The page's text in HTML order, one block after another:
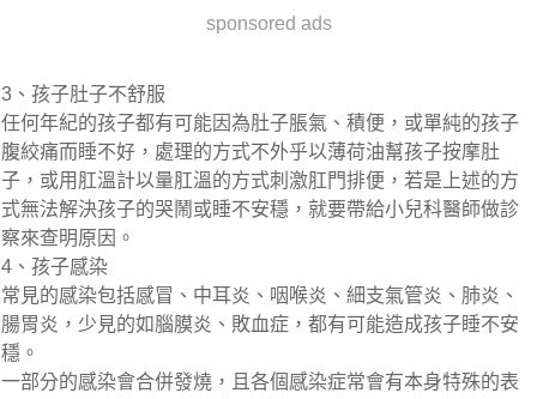
sponsored ads
3、孩子肚子不舒服
任何年紀的孩子都有可能因為肚子脹氣、積便，或單純的孩子
腹絞痛而睡不好，處理的方式不外乎以薄荷油幫孩子按摩肚
子，或用肛溫計以量肛溫的方式刺激肛門排便，若是上述的方
式無法解決孩子的哭鬧或睡不安穩，就要帶給小兒科醫師做診
察來查明原因。
4、孩子感染
常見的感染包括感冒、中耳炎、咽喉炎、細支氣管炎、肺炎、
腸胃炎，少見的如腦膜炎、敗血症，都有可能造成孩子睡不安
穩。
一部分的感染會合併發燒，且各個感染症常會有本身特殊的表